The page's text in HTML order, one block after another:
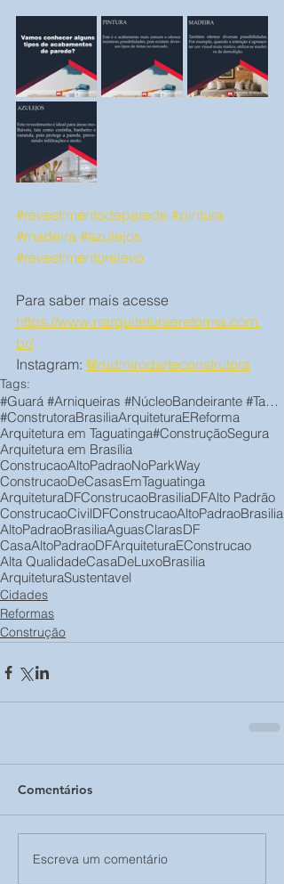
#revestimentodeparede #pintura
#madeira #azulejos
#revestimentorelevo
Para saber mais acesse
https://www.rrarquiteturaereforma.com.
br/
Instagram: @rudinirodarteconstrutora
Tags:
#Guará #Arniqueiras #NúcleoBandeirante #Taguatinga #VicentePires #ParkWay #JardimBotânico
#ConstrutoraBrasiliaArquiteturaEReforma
Arquitetura em Taguatinga#ConstruçãoSegura
Arquitetura em Brasília
ConstrucaoAltoPadraoNoParkWay
ConstrucaoDeCasasEmTaguatinga
ArquiteturaDFConstrucaoBrasiliaDFAlto Padrão
ConstrucaoCivilDFConstrucaoAltoPadraoBrasilia
AltoPadraoBrasiliaAguasClarasDF
CasaAltoPadraoDFArquiteturaEConstrucao
Alta QualidadeCasaDeLuxoBrasilia
ArquiteturaSustentavel
Cidades
Reformas
Construção
Comentários
Escreva um comentário